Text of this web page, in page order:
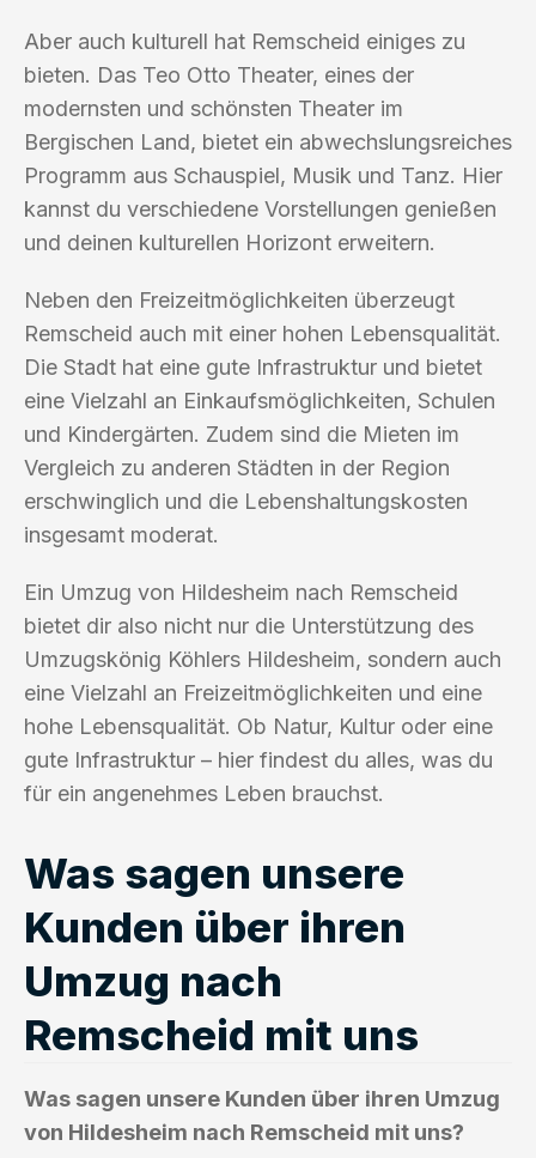
Aber auch kulturell hat Remscheid einiges zu
bieten. Das Teo Otto Theater, eines der
modernsten und schönsten Theater im
Bergischen Land, bietet ein abwechslungsreiches
Programm aus Schauspiel, Musik und Tanz. Hier
kannst du verschiedene Vorstellungen genießen
und deinen kulturellen Horizont erweitern.
Neben den Freizeitmöglichkeiten überzeugt
Remscheid auch mit einer hohen Lebensqualität.
Die Stadt hat eine gute Infrastruktur und bietet
eine Vielzahl an Einkaufsmöglichkeiten, Schulen
und Kindergärten. Zudem sind die Mieten im
Vergleich zu anderen Städten in der Region
erschwinglich und die Lebenshaltungskosten
insgesamt moderat.
Ein Umzug von Hildesheim nach Remscheid
bietet dir also nicht nur die Unterstützung des
Umzugskönig Köhlers Hildesheim, sondern auch
eine Vielzahl an Freizeitmöglichkeiten und eine
hohe Lebensqualität. Ob Natur, Kultur oder eine
gute Infrastruktur – hier findest du alles, was du
für ein angenehmes Leben brauchst.
Was sagen unsere
Kunden über ihren
Umzug nach
Remscheid mit uns
Was sagen unsere Kunden über ihren Umzug
von Hildesheim nach Remscheid mit uns?